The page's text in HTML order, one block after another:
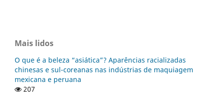
Mais lidos
O que é a beleza “asiática”? Aparências racializadas
chinesas e sul-coreanas nas indústrias de maquiagem
mexicana e peruana
207